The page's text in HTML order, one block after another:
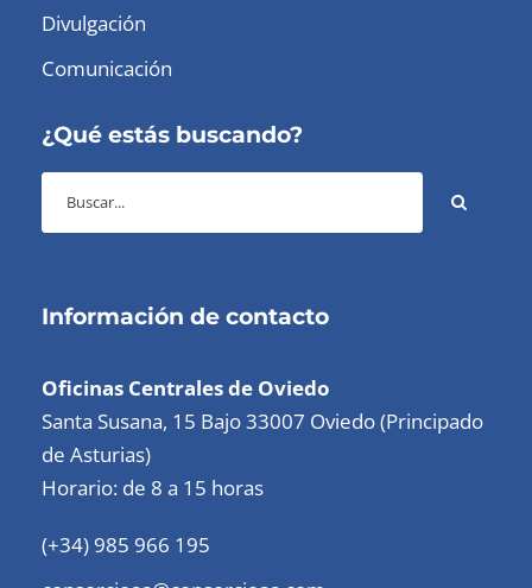
Divulgación
Comunicación
¿Qué estás buscando?
Información de contacto
Oficinas Centrales de Oviedo
Santa Susana, 15 Bajo 33007 Oviedo (Principado
de Asturias)
Horario: de 8 a 15 horas
(+34) 985 966 195